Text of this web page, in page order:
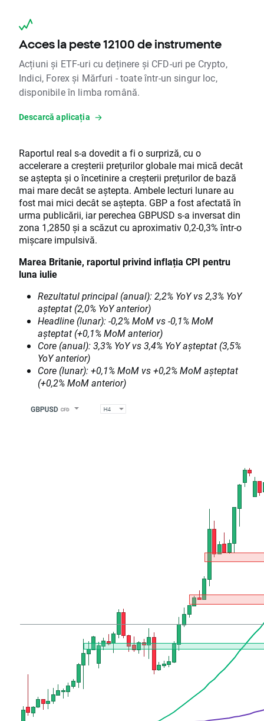
Acces la peste 12100 de instrumente
Acțiuni și ETF-uri cu deținere și CFD-uri pe Crypto,
Indici, Forex și Mărfuri - toate într-un singur loc,
disponibile în limba română.
Descarcă aplicația
Raportul real s-a dovedit a fi o surpriză, cu o
accelerare a creșterii prețurilor globale mai mică decât
se aștepta și o încetinire a creșterii prețurilor de bază
mai mare decât se aștepta. Ambele lecturi lunare au
fost mai mici decât se aștepta. GBP a fost afectată în
urma publicării, iar perechea GBPUSD s-a inversat din
zona 1,2850 și a scăzut cu aproximativ 0,2-0,3% într-o
mișcare impulsivă.
Marea Britanie, raportul privind inflația CPI pentru
luna iulie
Rezultatul principal (anual):2,2% YoY vs 2,3% YoY
așteptat (2,0% YoY anterior)
Headline (lunar):-0,2% MoM vs -0,1% MoM
așteptat (+0,1% MoM anterior)
Core (anual):3,3% YoY vs 3,4% YoY așteptat (3,5%
YoY anterior)
Core (lunar):+0,1% MoM vs +0,2% MoM așteptat
(+0,2% MoM anterior)